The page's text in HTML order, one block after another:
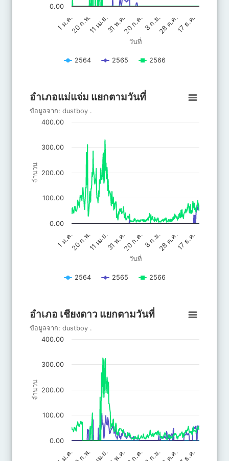
วันที่
1 ม.ค. 20 ก.ค.
20 ก.พ.11 เม.ย.31 พ.ค. 8 ก.ย.28 ต.ค.17 ธ.ค.
0.00
2564 2565 2566
อำเภอแม่แจ่ม แยกตามวันที่
Line chart with 3 lines.
ข้อมูลจาก: dustboy .
The chart has 1 Y axis displaying จำนวน. Data ranges from 0 to
วันที่
จำนวน
อำเภอแม่แจ่ม แยกตามวันที่
ข้อมูลจาก: dustboy .
1 ม.ค. 20 ก.ค.
20 ก.พ.11 เม.ย.31 พ.ค. 8 ก.ย.28 ต.ค.17 ธ.ค.
0.00
100.00
200.00
300.00
400.00
2564 2565 2566
อำเภอ เชียงดาว แยกตามวันที่
Line chart with 3 lines.
ข้อมูลจาก: dustboy .
The chart has 1 Y axis displaying จำนวน. Data ranges from 0 to
จำนวน
อำเภอ เชียงดาว แยกตามวันที่
ข้อมูลจาก: dustboy .
1 ม.ค.
0.00
100.00
200.00
300.00
400.00